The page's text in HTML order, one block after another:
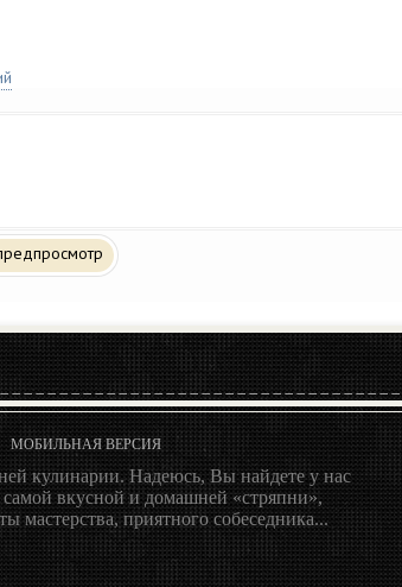
МОБИЛЬНАЯ ВЕРСИЯ
кулинарии. Надеюсь, Вы найдете у нас
самой вкусной и домашней «стряпни»,
мастерства, приятного собеседника...